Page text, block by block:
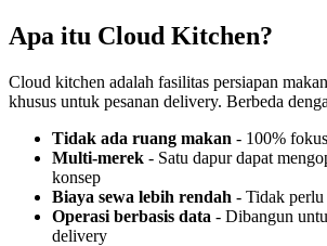
Apa itu Cloud Kitchen?
Cloud kitchen adalah fasilitas persiapan
khusus untuk pesanan delivery. Berbeda
Tidak ada ruang makan - 100%
Multi-merek - Satu dapur dapat
konsep
Biaya sewa lebih rendah - Tidak
Operasi berbasis data - Dibangun
delivery